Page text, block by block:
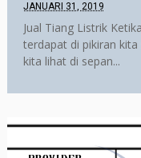
JANUARI 31, 2019
Jual Tiang Listrik
terdapat di pikiran
kita lihat di sepan...